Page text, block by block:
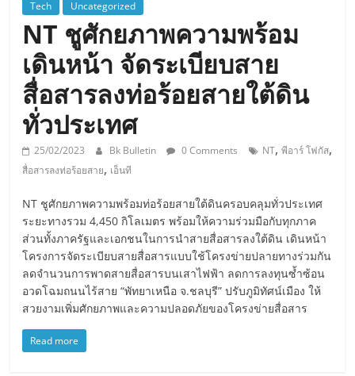
Tech Uncategorized
NT ชูศักยภาพความพร้อม
เดินหน้า จัดระเบียบสาย
สื่อสารลงท่อร้อยสายใต้ดิน
ทั่วประเทศ
25/02/2023 Bk Bulletin 0 Comments NT,พีอาร์ โฟกัส,
สื่อสารลงท่อร้อยสาย, เอ็นที
NT ชูศักยภาพความพร้อมท่อร้อยสายใต้ดินครอบคลุมทั่วประเทศ
ระยะทางรวม 4,450 กิโลเมตร พร้อมให้ความร่วมมือกับทุกภาค
ส่วนทั้งภาครัฐและเอกชนในการนำสายสื่อสารลงใต้ดิน เดินหน้า
โครงการจัดระเบียบสายสื่อสารแบบใช้โครงข่ายปลายทางร่วมกัน
ลดจำนวนการพาดสายสื่อสารบนเสาไฟฟ้า ลดการลงทุนซ้ำซ้อน
อวดโฉมถนนไร้สาย “พัทยาเหนือ จ.ชลบุรี” ปรับภูมิทัศน์เมือง ให้
สวยงามเพิ่มศักยภาพและความปลอดภัยของโครงข่ายสื่อสาร
Read more